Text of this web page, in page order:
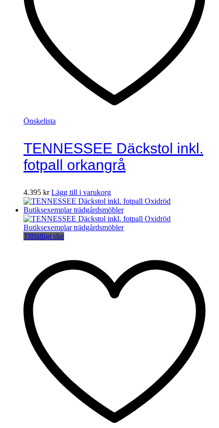
Önskelista
TENNESSEE Däckstol inkl.
fotpall orkangrå
4.395 kr Lägg till i varukorg
Tillfälligt slut